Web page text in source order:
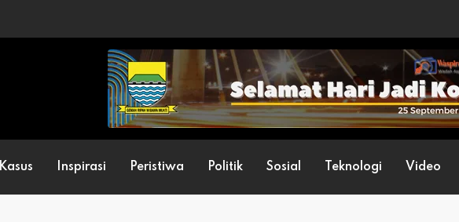
Kasus Inspirasi Peristiwa Politik Sosial Teknologi Video